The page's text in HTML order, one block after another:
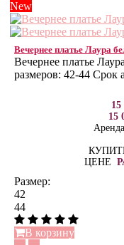
New
Вечернее платье Лаура
Вечернее платье
размеров: 42-44 Срок
15
15
ЦЕНЕ
Размер:
42
44
В корзину